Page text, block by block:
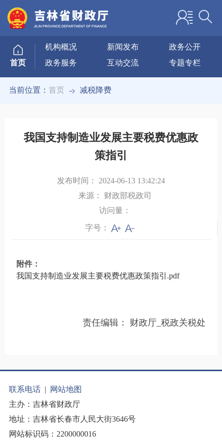
首页
机构概况 新闻发布
政务公开
政务服务
互动交流 专题专栏
当前位置：首页 减税降费
我国支持制造业发展主要税费优惠政
策指引
发布时间： 2024-06-13 13:42:24
来源：
财政部税政司
访问量：
字号：
附件：
我国支持制造业发展主要税费优惠政策指引.pdf
责任编辑： 财政厅_税政关税处
联系电话 |
网站地图
主办：吉林省财政厅
地址：吉林省长春市人民大街3646号
网站标识码：2200000016